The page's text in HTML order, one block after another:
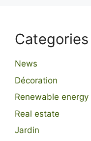
Categories
News
Décoration
Renewable energy
Real estate
Jardin